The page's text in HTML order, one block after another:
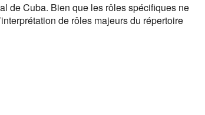
de Cuba. Bien que les rôles spécifiques ne
de rôles majeurs du répertoire